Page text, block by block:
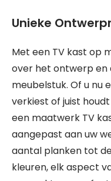
Unieke
Met een TV kast op
over het ontwerp en
meubelstuk. Of u nu
verkiest of juist
een maatwerk TV
aangepast aan uw
aantal planken tot
kleuren, elk aspect